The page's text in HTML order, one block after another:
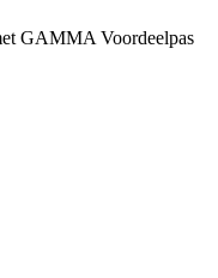
GAMMA Voordeelpas